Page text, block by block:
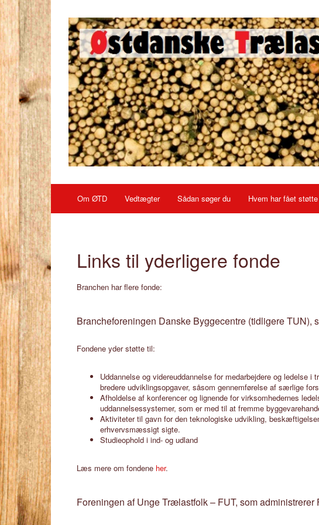
Om ØTD Vedtægter Sådan søger du Hvem har fået støtte
Links til yderligere fonde
Branchen har flere fonde:
Brancheforeningen Danske Byggecentre (tidligere TUN),
Fondene yder støtte til:
Uddannelse og videreuddannelse for medarbejdere og ledelse
bredere udviklingsopgaver, såsom gennemførelse af særlige
Afholdelse af konferencer og lignende for virksomhedernes
uddannelsessystemer, som er med til at fremme
Aktiviteter til gavn for den teknologiske udvikling,
erhvervsmæssigt sigte.
Studieophold i ind- og udland
Læs mere om fondene her.
Foreningen af Unge Trælastfolk – FUT, som administrerer